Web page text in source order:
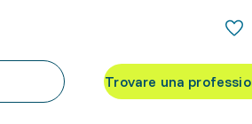
Trovare una